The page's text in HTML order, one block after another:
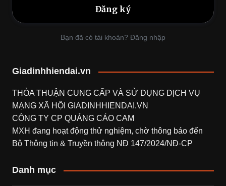
Bạn đã có tài khoản? Đăng nhập
Giadinhhiendai.vn
THỎA THUẬN CUNG CẤP VÀ SỬ DỤNG DỊCH VỤ
MẠNG XÃ HỘI GIADINHHIENDAI.VN
CÔNG TY CP QUẢNG CÁO CAM
MXH đang hoạt động thử nghiệm, chờ thông báo đến
Bộ Thông tin & Truyền thông NĐ 147/2024/NĐ-CP
Danh mục